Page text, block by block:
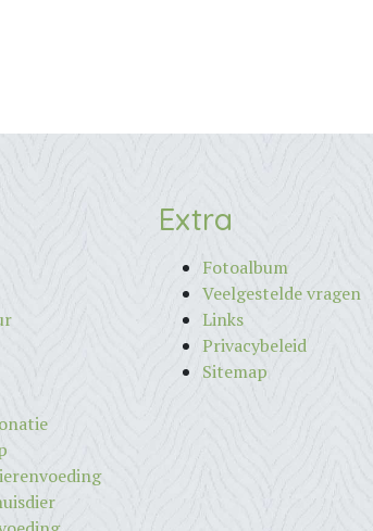
Extra
Fotoalbum
Veelgestelde vragen
Links
Privacybeleid
Sitemap